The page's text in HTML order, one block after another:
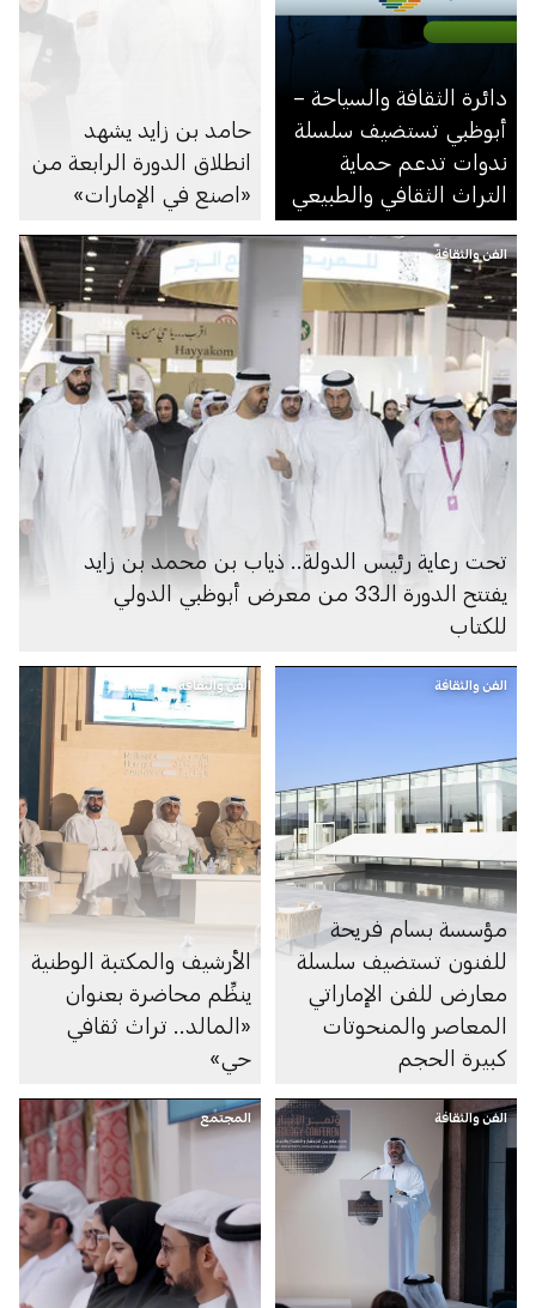
دائرة الثقافة والسياحة –
أبوظبي تستضيف سلسلة
ندوات تدعم حماية
التراث الثقافي والطبيعي
حامد بن زايد يشهد
انطلاق الدورة الرابعة من
«اصنع في الإمارات»
الفن والثقافة
تحت رعاية رئيس الدولة.. ذياب بن محمد بن زايد
يفتتح الدورة الـ33 من معرض أبوظبي الدولي
للكتاب
الفن والثقافة
مؤسسة بسام فريحة
للفنون تستضيف سلسلة
معارض للفن الإماراتي
المعاصر والمنحوتات
كبيرة الحجم
الفن والثقافة
الأرشيف والمكتبة الوطنية
ينظِّم محاضرة بعنوان
«المالد.. تراث ثقافي
حي»
الفن والثقافة المجتمع